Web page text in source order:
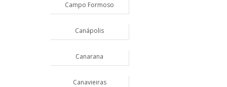
Campo Formoso
Canápolis
Canarana
Canavieiras